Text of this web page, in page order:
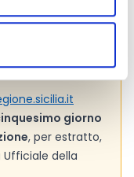
presentate
giorno
, per estratto,
Ufficiale della